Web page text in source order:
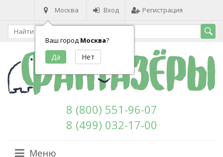
Москва
Ваш город Москва?
Вход Регистрация
8 (800) 551-96-07
8 (499) 032-17-00
Меню